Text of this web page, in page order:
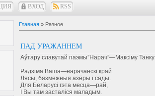
ВХОД RSS
Главная » Разное
ПАД УРАЖАННЕМ
Аўтару славутай паэмы”Нарач”—Максіму Танку
Радзіма Ваша—нарачанскі край:
Лясы, бязмежныя азёры і сады.
Для Беларусі гэта месца—рай,
І Вы там засталіся маладым.